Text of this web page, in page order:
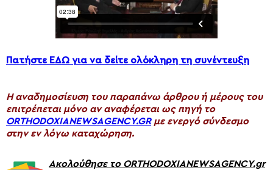
Πατήστε ΕΔΩ για να δείτε ολόκληρη τη συνέντευξη
H αναδημοσίευση του παραπάνω άρθρου ή μέρους του
επιτρέπεται μόνο αν αναφέρεται ως πηγή το
ORTHODOXIANEWSAGENCY.GRμε ενεργό σύνδεσμο
στην εν λόγω καταχώρηση.
Ακολούθησε το ORTHODOXIANEWSAGENCY.gr